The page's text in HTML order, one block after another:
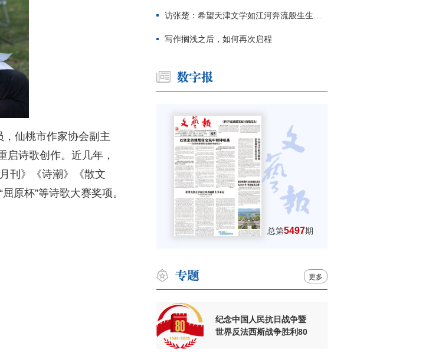
仙桃市作家协会副主
启诗歌创作。近几年，
刊》《诗潮》《散文
原杯”等诗歌大赛奖项。
访张楚：希望天津文学如江河奔流般生生不息
写作搁浅之后，如何再次启程
总第5497期
更多
纪念中国人民抗日战争暨
世界反法西斯战争胜利80